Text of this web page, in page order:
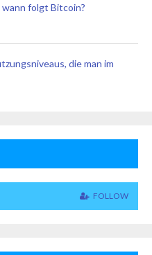
folgt Bitcoin?
die man im
FOLLOW